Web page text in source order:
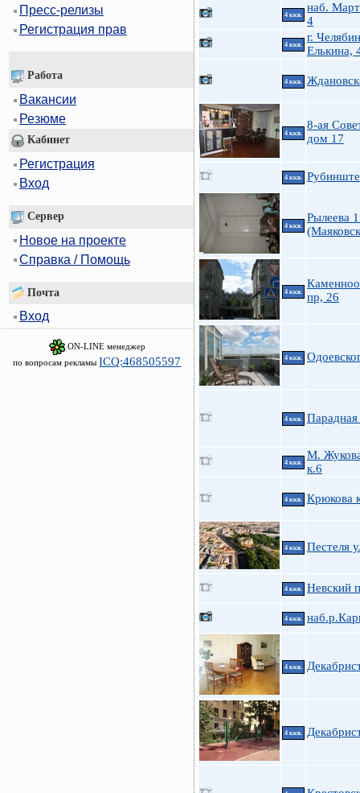
Пресс-релизы
Регистрация прав
Работа
Вакансии
Резюме
Кабинет
Регистрация
Вход
Сервер
Новое на проекте
Справка / Помощь
Почта
Вход
ON-LINE менеджер
по вопросам рекламы ICQ:468505597
4 ккв.
наб.
4
4 ккв.
г.
Елькина,
4 ккв.
4 ккв.
8-ая
дом 17
4 ккв.
4 ккв.
Рылеева
4 ккв.
пр, 26
4 ккв.
4 ккв. Парадная
4 ккв.
М.
к.6
4 ккв. Крюкова
4 ккв. Пестеля
4 ккв. Невский
4 ккв.
4 ккв.
4 ккв.